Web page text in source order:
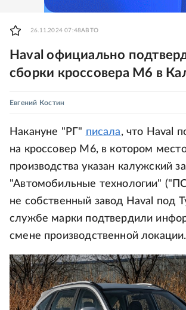
26.11.2024 07:48АВТО
Haval официально
сборки кроссовера M6 в
Евгений Костин
Накануне "РГ" писала, что Haval
на кроссовер M6, в котором
производства указан калужский
"Автомобильные технологии"
не собственный завод Haval под
службе марки подтвердили
смене производственной локации.